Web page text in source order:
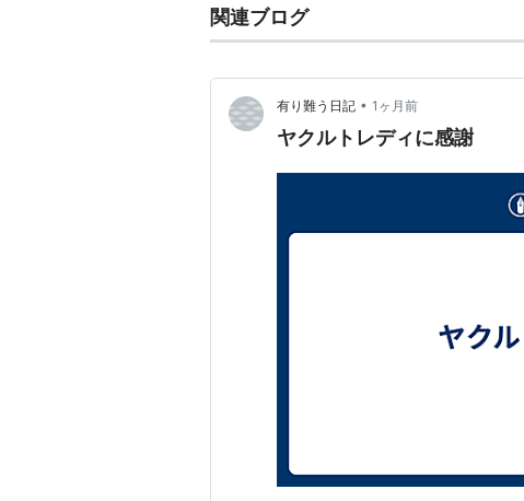
関連ブログ
有り難う日記 • 1ヶ月前
ヤクルトレディに感謝